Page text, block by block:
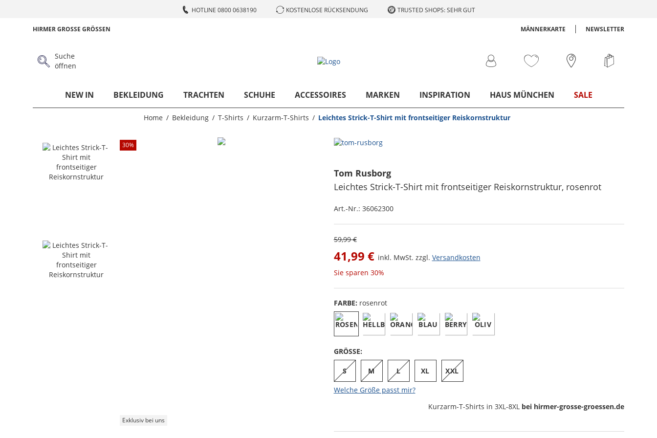
HOTLINE 0800 0638190 KOSTENLOSE RÜCKSENDUNG TRUSTED SHOPS: SEHR GUT
HIRMER GROSSE GRÖSSEN MÄNNERKARTE NEWSLETTER
Suche
öffnen
NEW IN BEKLEIDUNG TRACHTEN SCHUHE ACCESSOIRES MARKEN INSPIRATION HAUS MÜNCHEN SALE
Home Bekleidung T-Shirts Kurzarm-T-Shirts Leichtes Strick-T-Shirt mit frontseitiger Reiskornstruktur
30%
Exklusiv bei uns
Tom Rusborg
Leichtes Strick-T-Shirt mit frontseitiger Reiskornstruktur, rosenrot
Art.-Nr.: 36062300
59,99 €
41,99 € inkl. MwSt. zzgl. Versandkosten
Sie sparen 30%
FARBE: rosenrot
GRÖSSE:
S M L XL XXL
Welche Größe passt mir?
Kurzarm-T-Shirts in 3XL-8XL bei hirmer-grosse-groessen.de